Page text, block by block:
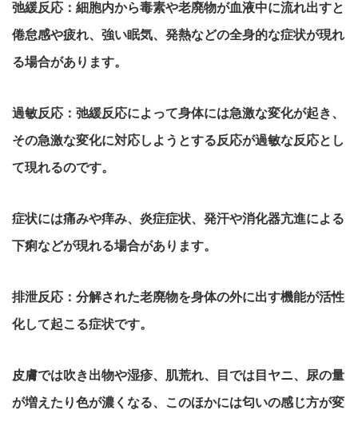
弛緩反応：細胞内から毒素や老廃物が血液中に流れ出すと
倦怠感や疲れ、強い眠気、発熱などの全身的な症状が現れ
る場合があります。
過敏反応：弛緩反応によって身体には急激な変化が起き、
その急激な変化に対応しようとする反応が過敏な反応とし
て現れるのです。
症状には痛みや痒み、炎症症状、発汗や消化器亢進による
下痢などが現れる場合があります。
排泄反応：分解された老廃物を身体の外に出す機能が活性
化して起こる症状です。
皮膚では吹き出物や湿疹、肌荒れ、目では目ヤニ、尿の量
が増えたり色が濃くなる、このほかには匂いの感じ方が変